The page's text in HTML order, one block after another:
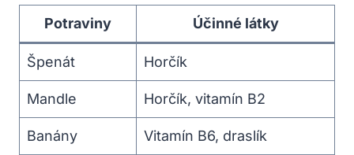
Potraviny Účinné látky
Špenát Horčík
Mandle Horčík, vitamín B2
Banány Vitamín B6, draslík